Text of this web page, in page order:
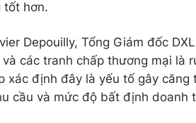
tốt hơn.
Depouilly, Tổng Giám đốc
và các tranh chấp thương mại là
xác định đây là yếu tố gây
cầu và mức độ bất định doanh